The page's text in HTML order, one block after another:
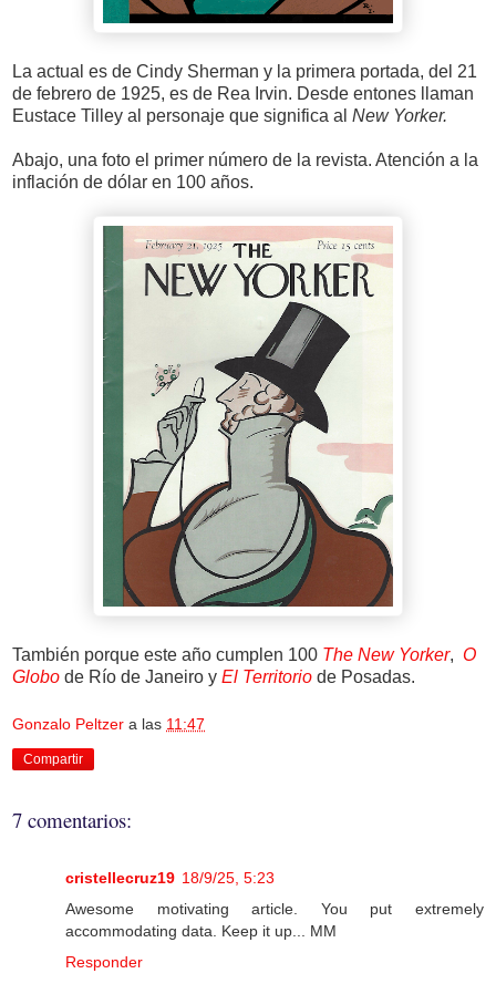
La actual es de Cindy Sherman y la primera portada, del 21
de febrero de 1925, es de Rea Irvin. Desde entones llaman
Eustace Tilley al personaje que significa al New Yorker.
Abajo, una foto el primer número de la revista. Atención a la
inflación de dólar en 100 años.
También porque este año cumplen 100 The New Yorker, O
Globo de Río de Janeiro y El Territorio de Posadas.
Gonzalo Peltzer a las 11:47
Compartir
7 comentarios:
cristellecruz19 18/9/25, 5:23
Awesome motivating article. You put extremely
accommodating data. Keep it up... MM
Responder